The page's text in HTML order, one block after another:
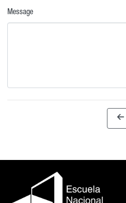
Message